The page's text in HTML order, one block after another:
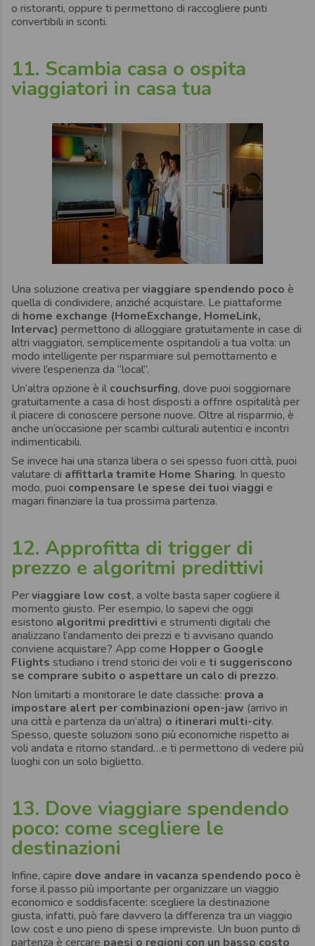
o ristoranti, oppure ti permettono di raccogliere punti
convertibili in sconti.
11. Scambia casa o ospita
viaggiatori in casa tua
Una soluzione creativa perviaggiare spendendo poco è
quella di condividere, anziché acquistare. Le piattaforme
di home exchange (HomeExchange, HomeLink,
Intervac) permettono di alloggiare gratuitamente in case di
altri viaggiatori, semplicemente ospitandoli a tua volta: un
modo intelligente per risparmiare sul pernottamento e
vivere l’esperienza da “local”.
Un’altra opzione è il couchsurfing, dove puoi soggiornare
gratuitamente a casa di host disposti a offrire ospitalità per
il piacere di conoscere persone nuove. Oltre al risparmio, è
anche un’occasione per scambi culturali autentici e incontri
indimenticabili.
Se invece hai una stanza libera o sei spesso fuori città, puoi
valutare di affittarla tramite Home Sharing. In questo
modo, puoi compensare le spese dei tuoi viaggi e
magari finanziare la tua prossima partenza.
12. Approfitta di trigger di
prezzo e algoritmi predittivi
Perviaggiare low cost, a volte basta saper cogliere il
momento giusto. Per esempio, lo sapevi che oggi
esistono algoritmi predittivi e strumenti digitali che
analizzano l’andamento dei prezzi e ti avvisano quando
conviene acquistare? App come Hopper o Google
Flights studiano i trend storici dei voli e ti suggeriscono
se comprare subito o aspettare un calo di prezzo.
Non limitarti a monitorare le date classiche: prova a
impostare alert per combinazioni open-jaw (arrivo in
una città e partenza da un’altra) o itinerari multi-city.
Spesso, queste soluzioni sono più economiche rispetto ai
voli andata e ritorno standard…e ti permettono di vedere più
luoghi con un solo biglietto.
13. Dove viaggiare spendendo
poco: come scegliere le
destinazioni
Infine, capire dove andare in vacanza spendendo poco è
forse il passo più importante per organizzare un viaggio
economico e soddisfacente: scegliere la destinazione
giusta, infatti, può fare davvero la differenza tra un viaggio
low cost e uno pieno di spese impreviste. Un buon punto di
partenza è cercare paesi o regioni con un basso costo